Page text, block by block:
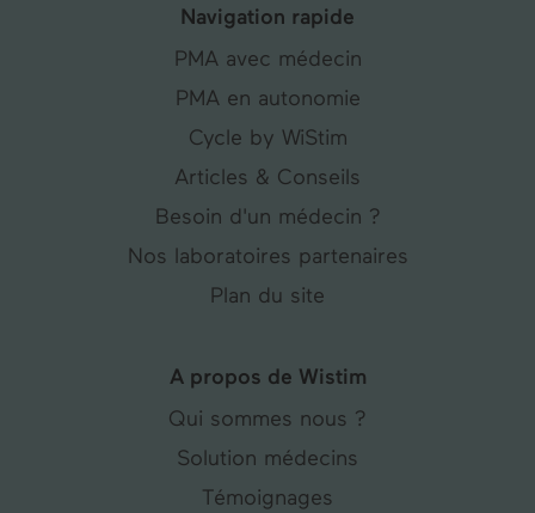
Navigation rapide
PMA avec médecin
PMA en autonomie
Cycle by WiStim
Articles & Conseils
Besoin d'un médecin ?
Nos laboratoires partenaires
Plan du site
A propos de Wistim
Qui sommes nous ?
Solution médecins
Témoignages